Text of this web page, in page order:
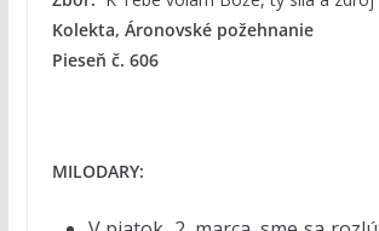
Kolekta, Áronovské požehnanie
Pieseň č. 606
MILODARY: